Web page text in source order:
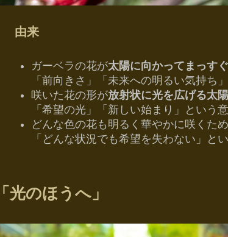
由来
ガーベラの花が太陽に向かってまっす
「前向きさ」「未来への明るい気持ち
咲いた花の形が放射状に光を広げる太陽
「希望の光」「新しい始まり」という
どんな色の花も明るく華やかに咲くため
「どんな状況でも希望を失わない」と
「光のほうへ」